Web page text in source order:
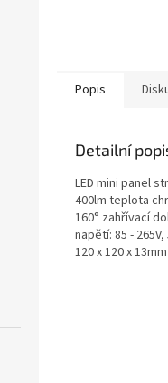
Popis
Detailní
LED mini panel
400lm teplota
160° zahřívací
napětí: 85 -
120 x 120 x